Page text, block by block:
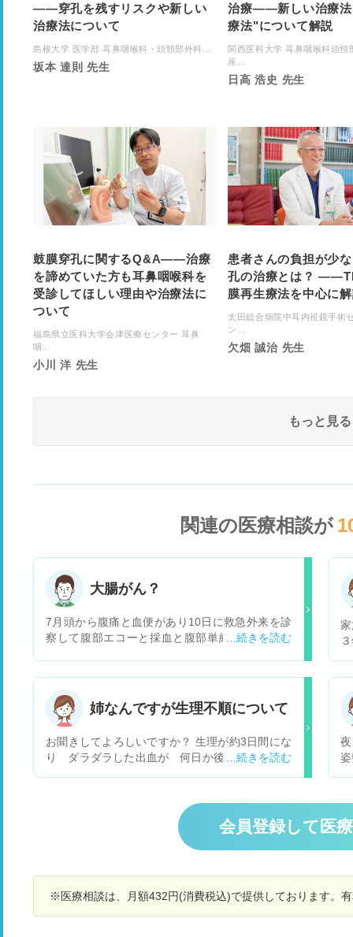
――穿孔を残すリスクや新しい
治療法について
島根大学 医学部 耳鼻咽喉科・頭頸部外科...
坂本 達則 先生
治療――新しい治療法
療法"について解説
関西医科大学 耳鼻咽喉科頭頸
座...
日高 浩史 先生
鼓膜穿孔に関するQ&A――治療
を諦めていた方も耳鼻咽喉科を
受診してほしい理由や治療法に
ついて
福島県立医科大学会津医療センター 耳鼻
咽...
小川 洋 先生
患者さんの負担が少
孔の治療とは？
膜再生療法を中心に
太田総合病院中耳内視鏡手術
ン...
欠畑 誠治 先生
もっと見る
関連の医療相談が
大腸がん？
7月頭から腹痛と血便があり10日に救急外来を診
察して腹部エコーと採血と腹部単純CTと触診と
で肛門に指入れる診察でしこりや痔はないと言わ
れたのに何故痔だと言ったのか不思議で腹痛の原
た。僕としては親父が大腸がんで今まで大腸カメ
ラやってなくて毎日怖くて不安で寝れなく食欲な
く辛いです。3つ質問ですが1つ目は腹部単純CT
した大腸がんが映るとしたら何cmくらいから映
るのですか？３つ目は腸の蠕動運動が活発で血便
出ますか？よろしくお願いします。長文失礼しま
姉なんですが生理不順について
お聞きしてよろしいですか？ 生理が約3日間にな
り ダラダラした出血が 何日か後に一度ありま
閉経前の減少でしょうか？ 健康のため検査は年に
何度かしていてクリアしています。 更年期にさし
かかたる前の閉経の出血不順でしょうか？ お忙し
いところすみません。 出来れば早めにお聞きした
会員登録して医
※医療相談は、月額432円(消費税込)で提供しております。